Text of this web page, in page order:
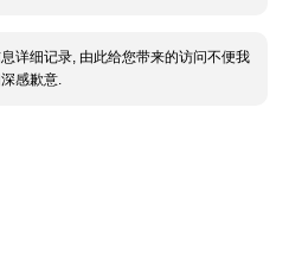
详细记录, 由此给您带来的访问不便我
感歉意.